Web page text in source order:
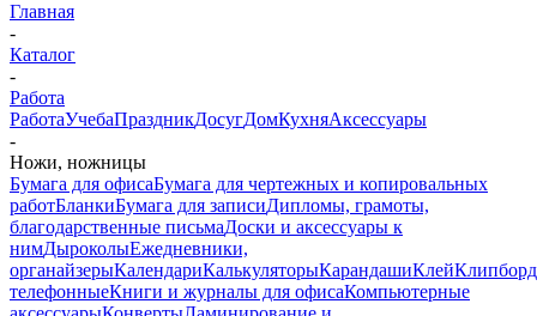
Главная
-
Каталог
-
Работа
РаботаУчебаПраздникДосугДомКухняАксессуары
-
Ножи, ножницы
Бумага для офисаБумага для чертежных и копировальных
работБланкиБумага для записиДипломы, грамоты,
благодарственные письмаДоски и аксессуары к
нимДыроколыЕжедневники,
органайзерыКалендариКалькуляторыКарандашиКлей
телефонныеКниги и журналы для офисаКомпьютерные